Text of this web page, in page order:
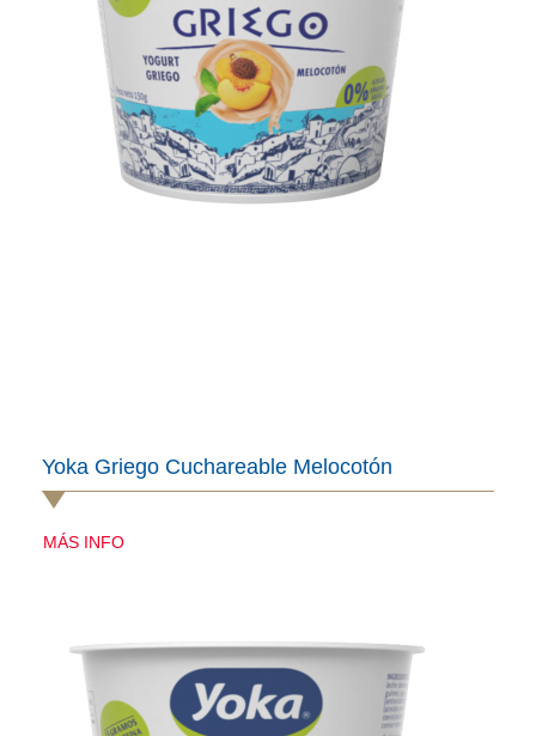
Yoka Griego Cuchareable Melocotón
MÁS INFO